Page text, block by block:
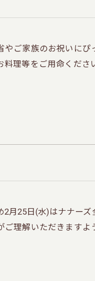
やご家族のお祝いにぴ
理等をご用命くださ
月25日(水)はナナー
理解いただきますよ